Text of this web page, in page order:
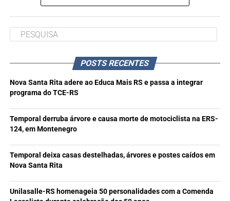
POSTS RECENTES
Nova Santa Rita adere ao Educa Mais RS e passa a integrar
programa do TCE-RS
Temporal derruba árvore e causa morte de motociclista na ERS-
124, em Montenegro
Temporal deixa casas destelhadas, árvores e postes caídos em
Nova Santa Rita
Unilasalle-RS homenageia 50 personalidades com a Comenda